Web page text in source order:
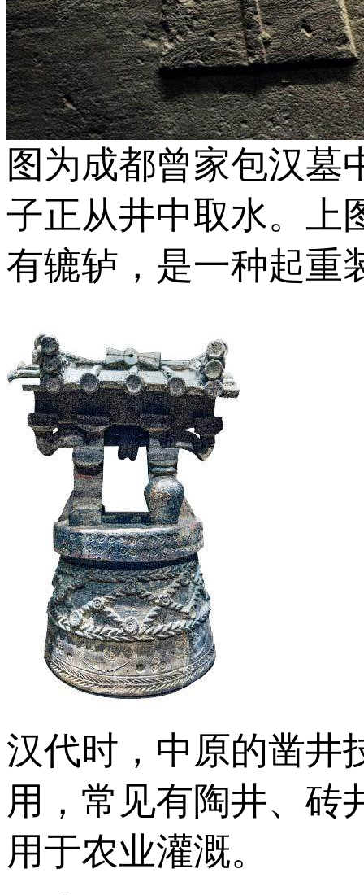
图为成都曾家包汉墓
子正从井中取水。上
有辘轳，是一种起重
汉代时，中原的凿井
用，常见有陶井、砖
用于农业灌溉。